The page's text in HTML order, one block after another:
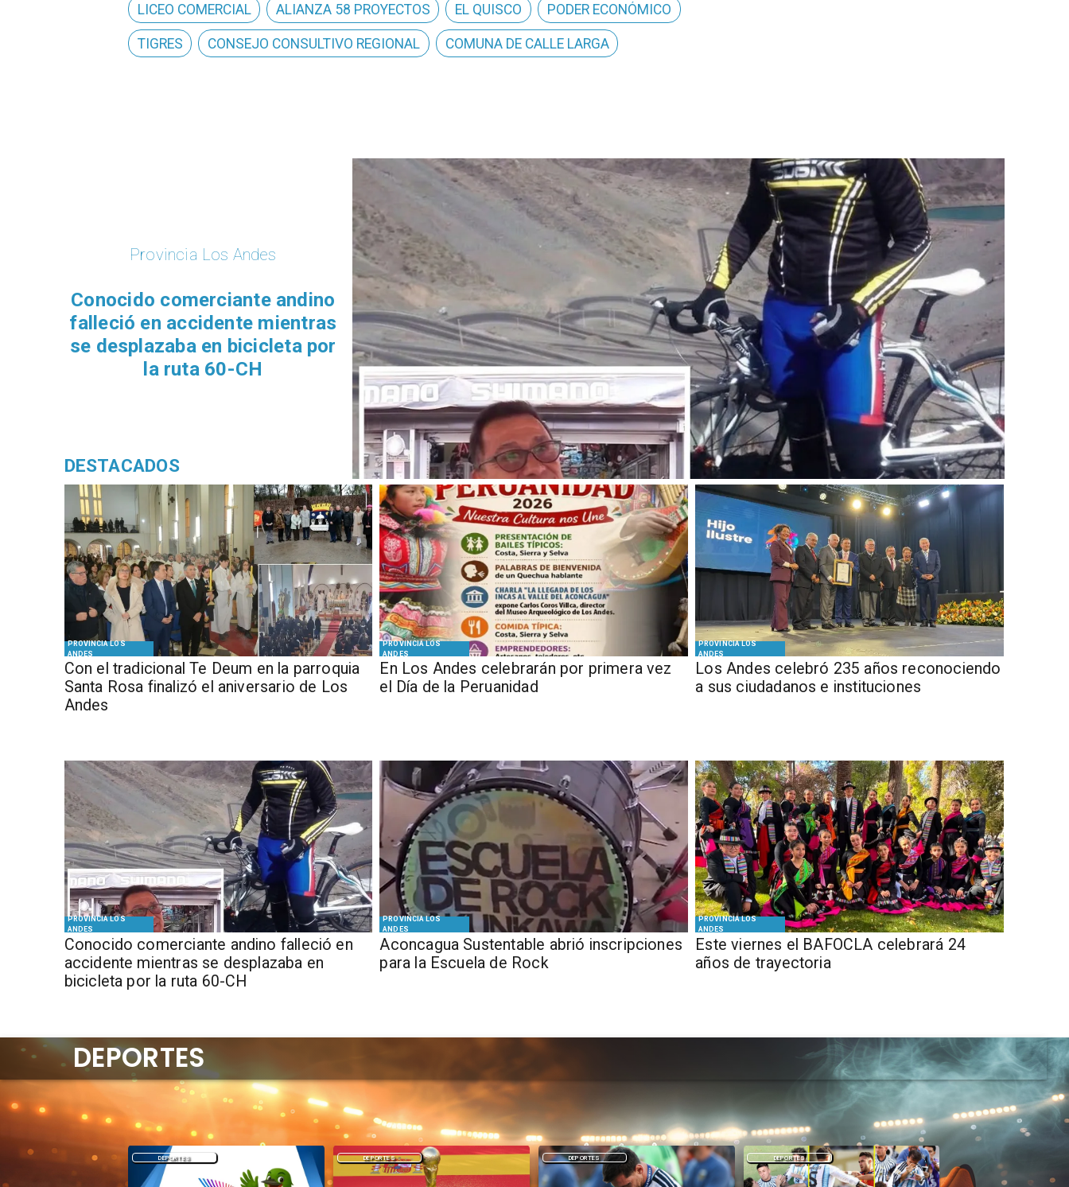
LICEO COMERCIAL ALIANZA 58 PROYECTOS EL QUISCO PODER ECONÓMICO
TIGRES CONSEJO CONSULTIVO REGIONAL COMUNA DE CALLE LARGA
PROVINCIA LOS
ANDES
Con el tradicional Te Deum en la parroquia
Santa Rosa finalizó el aniversario de Los
Andes
PROVINCIA LOS
ANDES
En Los Andes celebrarán por primera vez
el Día de la Peruanidad
PROVINCIA LOS
ANDES
Los Andes celebró 235 años reconociendo
a sus ciudadanos e instituciones
PROVINCIA LOS
ANDES
Conocido comerciante andino falleció en
accidente mientras se desplazaba en
bicicleta por la ruta 60-CH
PROVINCIA LOS
ANDES
Aconcagua Sustentable abrió inscripciones
para la Escuela de Rock
PROVINCIA LOS
ANDES
Este viernes el BAFOCLA celebrará 24
años de trayectoria
Provincia Los Andes
Con el tradicional Te Deum en
la parroquia Santa Rosa
finalizó el aniversario de Los
Andes
DESTACADOS
DEPORTES DEPORTES DEPORTES DEPORTES
DEPORTES